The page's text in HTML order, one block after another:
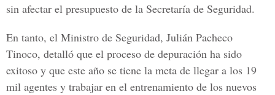
sin afectar el presupuesto de la Secretaría de Seguridad.
En tanto, el Ministro de Seguridad, Julián Pacheco
Tinoco, detalló que el proceso de depuración ha sido
exitoso y que este año se tiene la meta de llegar a los 19
mil agentes y trabajar en el entrenamiento de los nuevos